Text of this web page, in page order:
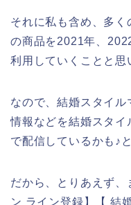
それに私も含め、多
の商品を2021年、
利用していくことと思
なので、結婚スタイ
情報などを結婚スタ
で配信しているかも♪
だから、とりあえず
ン ライン登録】【 結